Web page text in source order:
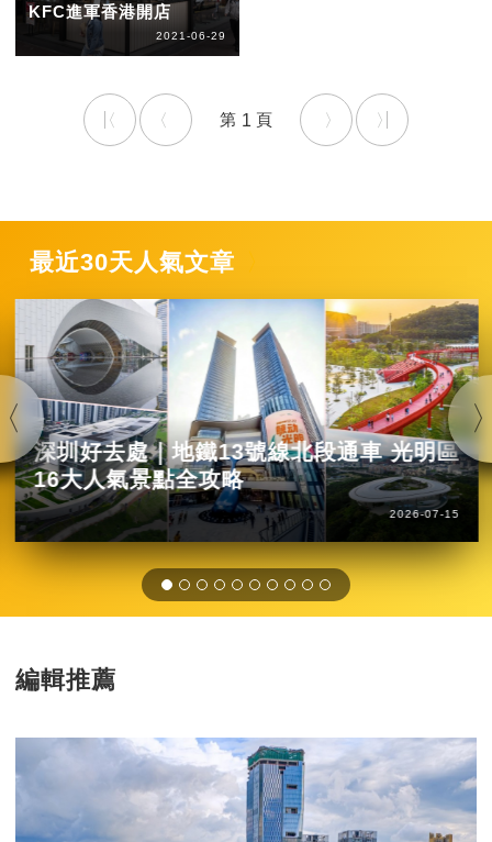
KFC進軍香港開店
2021-06-29
1
最近30天人氣文章
深圳好去處｜地鐵13號線北段通車 光明區
16大人氣景點全攻略
2026-07-15
編輯推薦